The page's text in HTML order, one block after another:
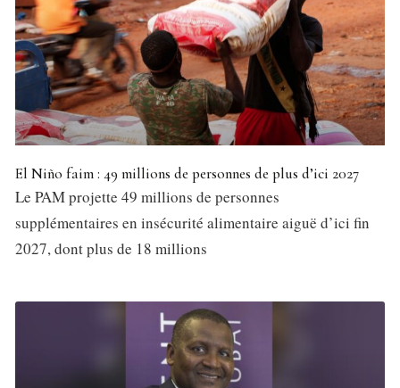
El Niño faim : 49 millions de personnes de plus d’ici 2027
Le PAM projette 49 millions de personnes
supplémentaires en insécurité alimentaire aiguë d’ici fin
2027, dont plus de 18 millions